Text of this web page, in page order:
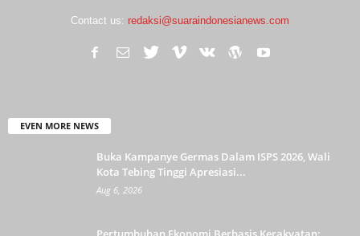
Contact us: redaksi@suaraindonesianews.com
EVEN MORE NEWS
Buka Kampanye Germas Dalam ISPS 2026, Wali
Kota Tebing Tinggi Apresiasi...
Aug 6, 2026